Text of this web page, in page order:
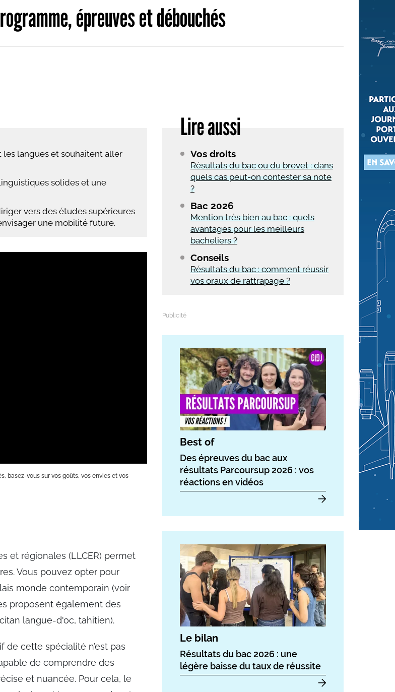
Après la 3eme
Avec nos focus métiers
Les secteurs qui embauchentS'engager pour une cause
Ses démarches
Découvrir le monde
épreuves et débouchés
les langues et souhaitent aller
solides et une
vers des études supérieures
une mobilité future.
basez-vous sur vos goûts, vos envies et vos
et régionales (LLCER) permet
Vous pouvez opter pour
monde contemporain (voir
proposent également des
langue-d'oc, tahitien).
de cette spécialité n’est pas
de comprendre des
et nuancée. Pour cela, le
Lire aussi
Vos droits
Résultats du bac ou du brevet : dans
quels cas peut-on contester sa note
?
Bac 2026
Mention très bien au bac : quels
avantages pour les meilleurs
bacheliers ?
Conseils
Résultats du bac : comment réussir
vos oraux de rattrapage ?
Best of
Des épreuves du bac aux
résultats Parcoursup 2026 : vos
réactions en vidéos
Le bilan
Résultats du bac 2026 : une
légère baisse du taux de réussite